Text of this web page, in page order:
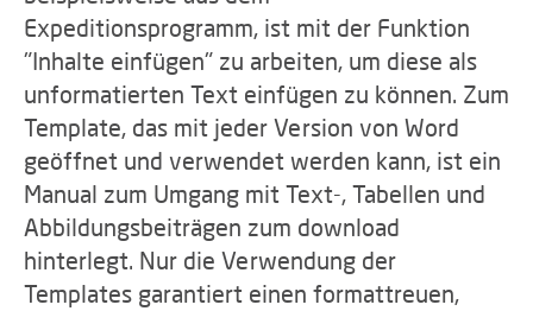
Expeditionsprogramm, ist mit der Funktion
"Inhalte einfügen" zu arbeiten, um diese als
unformatierten Text einfügen zu können. Zum
Template, das mit jeder Version von Word
geöffnet und verwendet werden kann, ist ein
Manual zum Umgang mit Text-, Tabellen und
Abbildungsbeiträgen zum download
hinterlegt. Nur die Verwendung der
Templates garantiert einen formattreuen,